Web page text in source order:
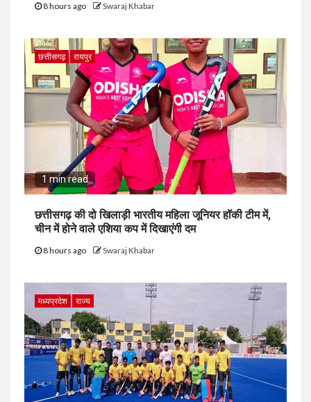
8 hours ago Swaraj Khabar
छत्तीसगढ़ रायपुर
1 min read
छत्तीसगढ़ की दो खिलाड़ी भारतीय महिला जूनियर हॉकी टीम में,
चीन में होने वाले एशिया कप में दिखाएंगी दम
8 hours ago Swaraj Khabar
मध्यप्रदेश राज्य